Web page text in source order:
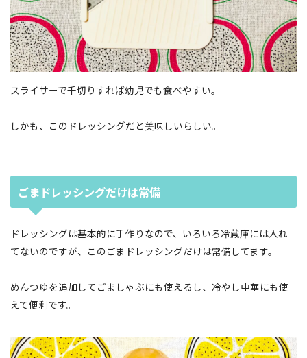
スライサーで千切りすれば幼児でも食べやすい。
しかも、このドレッシングだと美味しいらしい。
ごまドレッシングだけは常備
ドレッシングは基本的に手作りなので、いろいろ冷蔵庫には入れ
てないのですが、このごまドレッシングだけは常備してます。
めんつゆを追加してごましゃぶにも使えるし、冷やし中華にも使
えて便利です。